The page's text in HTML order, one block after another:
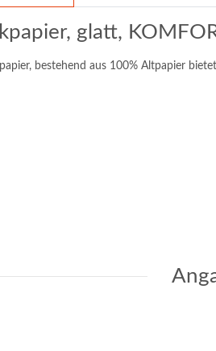
glatt,
bestehend aus 100% Altpapier